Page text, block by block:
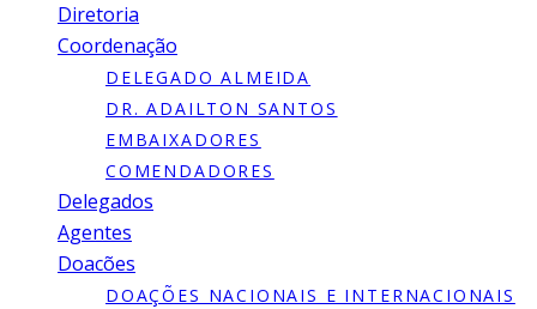
Diretoria
Coordenação
DELEGADO ALMEIDA
DR. ADAILTON SANTOS
EMBAIXADORES
COMENDADORES
Delegados
Agentes
Doacões
DOAÇÕES NACIONAIS E INTERNACIONAIS